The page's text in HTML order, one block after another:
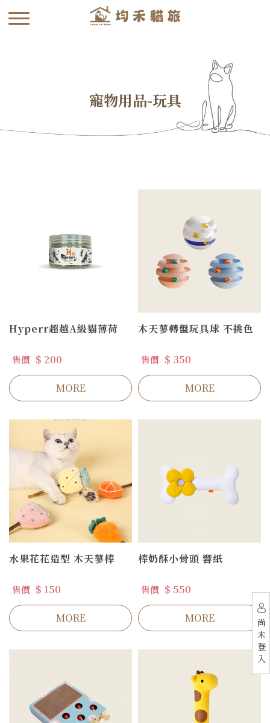
尚
未
登
入
寵物用品-玩具
Hyperr超越A級貓薄荷
售價 $ 200
MORE
木天蓼轉盤玩具球 不挑色
售價 $ 350
MORE
水果花花造型 木天蓼棒
售價 $ 150
MORE
棒奶酥小骨頭 響紙
售價 $ 550
MORE